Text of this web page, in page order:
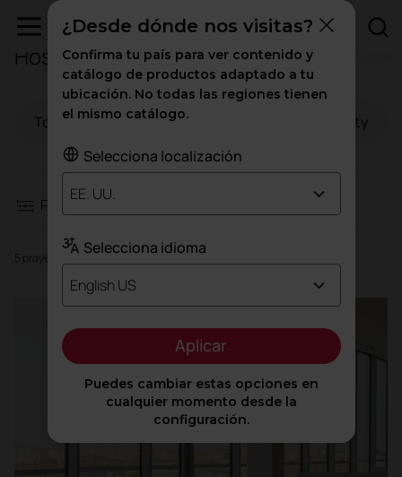
Hospitales
Todo Espacios de trabajo Hospitality
Filtros
Filtros
Espacios de trabajo
Hospitality
Alto tránsito
5 proyectos
¿Desde dónde nos visitas?
Confirma tu país para ver contenido y
catálogo de productos adaptado a tu
ubicación. No todas las regiones tienen
el mismo catálogo.
Selecciona localización
EE. UU.
Selecciona idioma
English US
Aplicar
Puedes cambiar estas opciones en
cualquier momento desde la
configuración.